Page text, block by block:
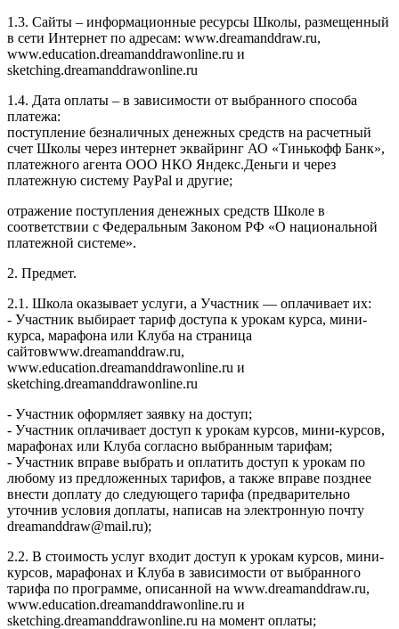
1.3. Сайты – информационные ресурсы Школы, размещенный
в сети Интернет по адресам: www.dreamanddraw.ru,
www.education.dreamanddrawonline.ru и
sketching.dreamanddrawonline.ru
1.4. Дата оплаты – в зависимости от выбранного способа
платежа:
поступление безналичных денежных средств на расчетный
счет Школы через интернет эквайринг АО «Тинькофф Банк»,
платежного агента ООО НКО Яндекс.Деньги и через
платежную систему PayPal и другие;
отражение поступления денежных средств Школе в
соответствии с Федеральным Законом РФ «О национальной
платежной системе».
2. Предмет.
2.1. Школа оказывает услуги, а Участник — оплачивает их:
- Участник выбирает тариф доступа к урокам курса, мини-
курса, марафона или Клуба на страница
сайтовwww.dreamanddraw.ru,
www.education.dreamanddrawonline.ru и
sketching.dreamanddrawonline.ru
- Участник оформляет заявку на доступ;
- Участник оплачивает доступ к урокам курсов, мини-курсов,
марафонах или Клуба согласно выбранным тарифам;
- Участник вправе выбрать и оплатить доступ к урокам по
любому из предложенных тарифов, а также вправе позднее
внести доплату до следующего тарифа (предварительно
уточнив условия доплаты, написав на электронную почту
dreamanddraw@mail.ru);
2.2. В стоимость услуг входит доступ к урокам курсов, мини-
курсов, марафонах и Клуба в зависимости от выбранного
тарифа по программе, описанной на www.dreamanddraw.ru,
www.education.dreamanddrawonline.ru и
sketching.dreamanddrawonline.ru на момент оплаты;